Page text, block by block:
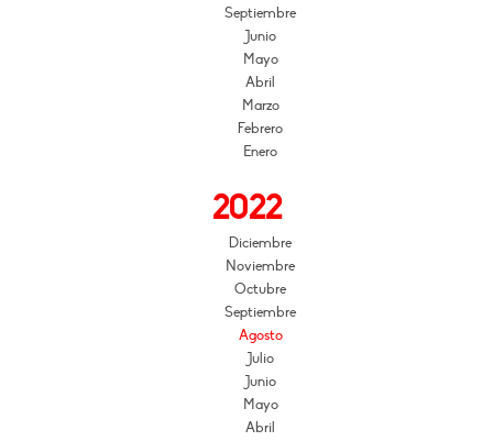
Septiembre
Junio
Mayo
Abril
Marzo
Febrero
Enero
2022
Diciembre
Noviembre
Octubre
Septiembre
Agosto
Julio
Junio
Mayo
Abril